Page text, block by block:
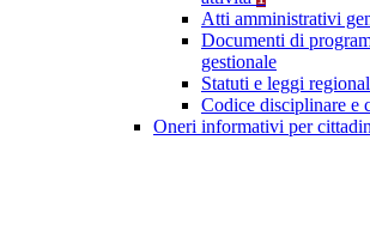
Atti amministrativi
Documenti di
gestionale
Statuti e leggi
Codice disciplinare e
Oneri informativi per